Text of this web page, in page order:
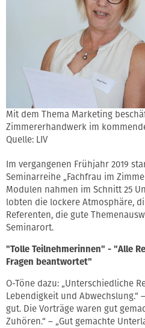
Mit dem Thema Marketing
Zimmererhandwerk im
Quelle: LIV
Im vergangenen Frühjahr 2019
Seminarreihe „Fachfrau im
Modulen nahmen im Schnitt 25
lobten die lockere Atmosphäre,
Referenten, die gute
Seminarort.
"Tolle Teilnehmerinnen" - "Alle
Fragen beantwortet"
O-Töne dazu: „Unterschiedliche
Lebendigkeit und Abwechslung.“
gut. Die Vorträge waren gut
Zuhören.“ – „Gut gemachte